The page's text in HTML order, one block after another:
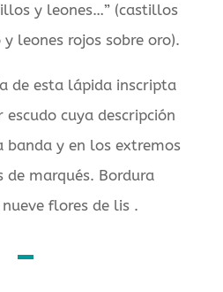
y leones…” (castillos
leones rojos sobre oro).
de esta lápida inscripta
cuya descripción
banda y en los extremos
de marqués. Bordura
flores de lis .